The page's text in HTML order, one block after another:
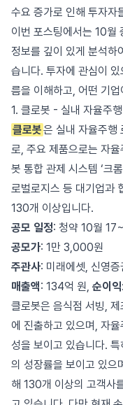
수요 증가로 인해 투자자
이번 포스팅에서는 10월
정보를 깊이 있게 분석하
습니다. 투자에 관심이
름을 이해하고, 어떤 기
1. 클로봇 - 실내 자율주
클로봇은 실내 자율주행
로, 주요 제품으로는 자율
봇 통합 관제 시스템 ‘크
로벌로지스 등 대기업과
130개 이상입니다.
공모 일정: 청약 10월
공모가: 1만 3,000원
주관사: 미래에셋, 신영증
매출액: 134억 원, 순이익
클로봇은 음식점 서빙,
에 진출하고 있으며, 자
성을 보이고 있습니다.
의 성장률을 보이고 있으
해 130개 이상의 고객사